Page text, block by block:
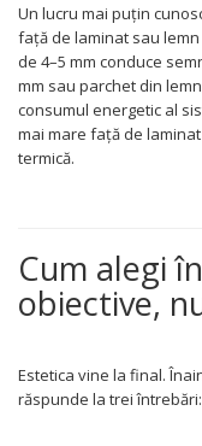
Un lucru mai puțin
față de laminat sau lemn
de 4–5 mm conduce
mm sau parchet din
consumul energetic al
mai mare față de
termică.
Cum alegi
obiective,
Estetica vine la final.
răspunde la trei întrebări: